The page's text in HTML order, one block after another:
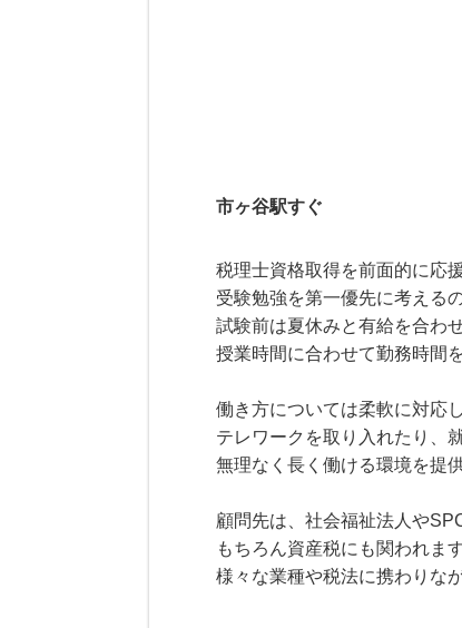
市ヶ谷駅すぐ
税理士資格取得を前面的に応
受験勉強を第一優先に考える
試験前は夏休みと有給を合わ
授業時間に合わせて勤務時間
働き方については柔軟に対応し
テレワークを取り入れたり、
無理なく長く働ける環境を提
顧問先は、社会福祉法人や
もちろん資産税にも関われます
様々な業種や税法に携わりな